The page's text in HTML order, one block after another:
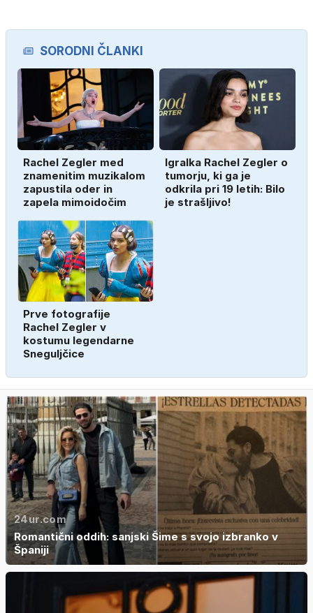
SORODNI ČLANKI
Rachel Zegler med
znamenitim muzikalom
zapustila oder in
zapela mimoidočim
Igralka Rachel Zegler o
tumorju, ki ga je
odkrila pri 19 letih: Bilo
je strašljivo!
Prve fotografije
Rachel Zegler v
kostumu legendarne
Sneguljčice
24ur.com
Romantični oddih: sanjski Šime s svojo izbranko v
Španiji